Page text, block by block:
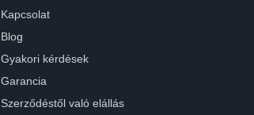
Kapcsolat
Blog
Gyakori kérdések
Garancia
Szerződéstől való elállás